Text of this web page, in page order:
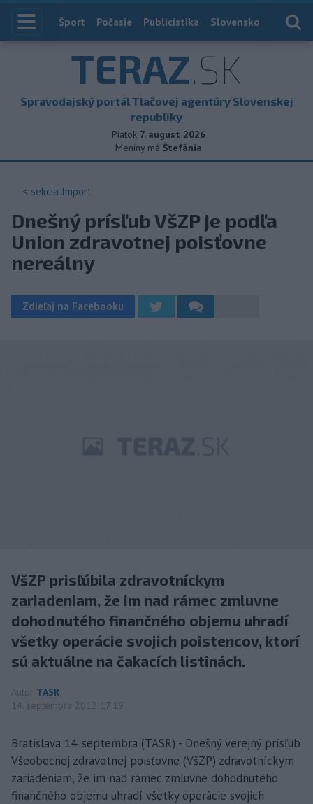
Index
Šport Počasie Publicistika Slovensko
TERAZ.SK
Spravodajský portál Tlačovej agentúry Slovenskej
republiky
Piatok 7. august 2026
Meniny má Štefánia
< sekcia Import
Dnešný prísľub VšZP je podľa
Union zdravotnej poisťovne
nereálny
Zdieľaj na Facebooku
VšZP prisľúbila zdravotníckym
zariadeniam, že im nad rámec zmluvne
dohodnutého finančného objemu uhradí
všetky operácie svojich poistencov, ktorí
sú aktuálne na čakacích listinách.
Autor TASR
14. septembra 2012 17:19
Bratislava 14. septembra (TASR) - Dnešný verejný prísľub
Všeobecnej zdravotnej poisťovne (VšZP) zdravotníckym
zariadeniam, že im nad rámec zmluvne dohodnutého
finančného objemu uhradí všetky operácie svojich